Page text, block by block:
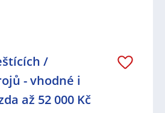
/
- vhodné i
až 52 000 Kč